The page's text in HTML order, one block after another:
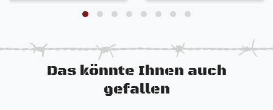
Das könnte Ihnen auch
gefallen